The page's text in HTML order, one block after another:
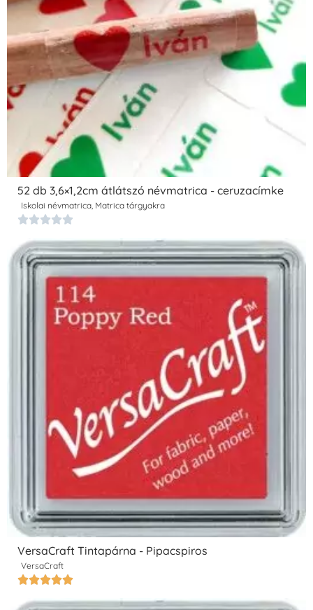
52 db 3,6×1,2cm átlátszó névmatrica - ceruzacímke
Iskolai névmatrica Matrica tárgyakra

VersaCraft Tintapárna - Pipacspiros
VersaCraft
